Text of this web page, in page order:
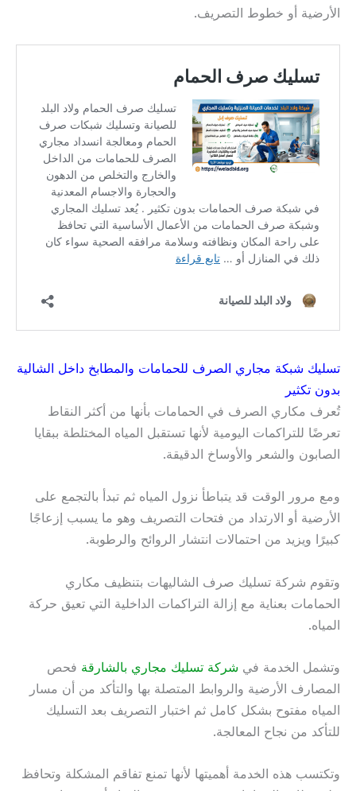
الأرضية أو خطوط التصريف.
تسليك شبكة مجاري الصرف للحمامات والمطابخ داخل الشالية
بدون تكثير
تُعرف مكاري الصرف في الحمامات بأنها من أكثر النقاط
تعرضًا للتراكمات اليومية لأنها تستقبل المياه المختلطة ببقايا
الصابون والشعر والأوساخ الدقيقة.
ومع مرور الوقت قد يتباطأ نزول المياه ثم تبدأ بالتجمع على
الأرضية أو الارتداد من فتحات التصريف وهو ما يسبب إزعاجًا
كبيرًا ويزيد من احتمالات انتشار الروائح والرطوبة.
وتقوم شركة تسليك صرف الشاليهات بتنظيف مكاري
الحمامات بعناية مع إزالة التراكمات الداخلية التي تعيق حركة
المياه.
وتشمل الخدمة في شركة تسليك مجاري بالشارقة فحص
المصارف الأرضية والروابط المتصلة بها والتأكد من أن مسار
المياه مفتوح بشكل كامل ثم اختبار التصريف بعد التسليك
للتأكد من نجاح المعالجة.
وتكتسب هذه الخدمة أهميتها لأنها تمنع تفاقم المشكلة وتحافظ